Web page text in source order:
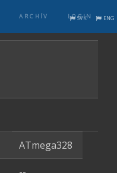
ARCHÍV LOGIN
SVK ENG
ATmega328